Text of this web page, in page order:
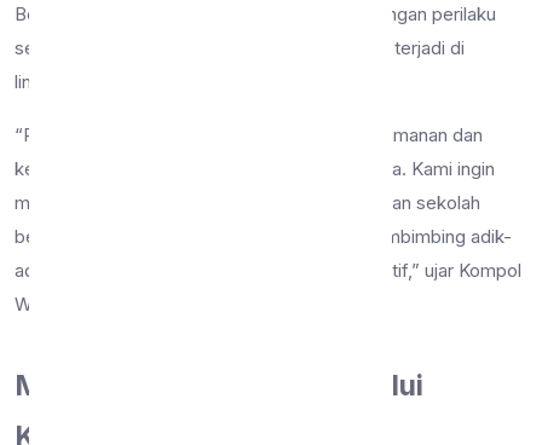
Beliau secara khusus menanyakan perkembangan perilaku
serta potensi kenakalan remaja yang mungkin terjadi di
lingkungan sekolah.
“Pendidikan adalah fondasi utama, namun keamanan dan
kenyamanan lingkungan belajar adalah tiangnya. Kami ingin
memastikan bahwa sinergi antara kepolisian dan sekolah
berjalan beriringan untuk memantau serta membimbing adik-
adik kita agar tidak terjerumus ke hal-hal negatif,” ujar Kompol
Wiwin dalam diskusi tersebut.
Membangun Karakter Melalui
Kolaborasi